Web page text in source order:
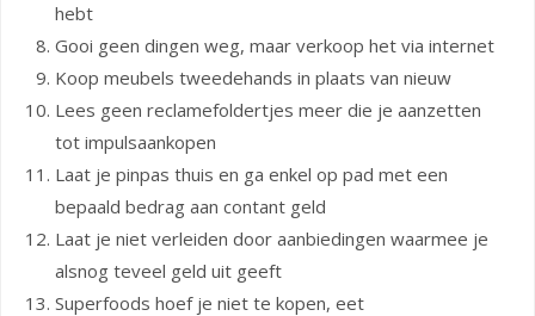
hebt
Gooi geen dingen weg, maar verkoop het via internet
Koop meubels tweedehands in plaats van nieuw
Lees geen reclamefoldertjes meer die je aanzetten
tot impulsaankopen
Laat je pinpas thuis en ga enkel op pad met een
bepaald bedrag aan contant geld
Laat je niet verleiden door aanbiedingen waarmee je
alsnog teveel geld uit geeft
Superfoods hoef je niet te kopen, eet